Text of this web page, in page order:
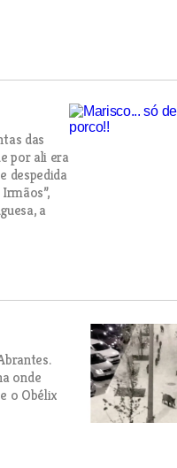
das
por ali era
despedida
a
onde
o Obélix